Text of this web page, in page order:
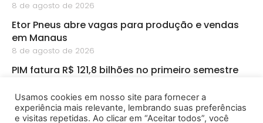
8 de agosto de 2026
Etor Pneus abre vagas para produção e vendas
em Manaus
8 de agosto de 2026
PIM fatura R$ 121,8 bilhões no primeiro semestre
CBA abre inscrições para startups de
bioeconomia na Amazônia
Usamos cookies em nosso site para fornecer a
experiência mais relevante, lembrando suas preferências
e visitas repetidas. Ao clicar em “Aceitar todos”, você